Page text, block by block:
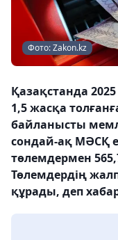
Фото: Zakon.kz
Қазақстанда
1,5 жасқа
байланысты
сондай-ақ МӘСҚ
төлемдермен
Төлемдердің
құрады, деп